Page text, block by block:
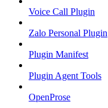
Voice Call Plugin
Zalo Personal Plugin
Plugin Manifest
Plugin Agent Tools
OpenProse